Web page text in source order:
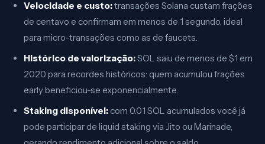
Velocidade e custo:transações Solana custam frações
de centavo e confirmam em menos de 1 segundo, ideal
para micro-transações como as de faucets.
Histórico de valorização:SOL saiu de menos de $1 em
2020 para recordes históricos: quem acumulou frações
early beneficiou-se exponencialmente.
Staking disponível: com 0.01 SOL acumulados você já
pode participar de liquid staking via Jito ou Marinade,